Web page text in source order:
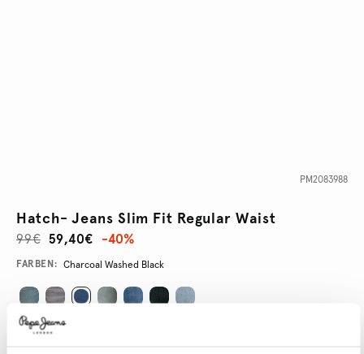
PM2083988
Hatch- Jeans Slim Fit Regular Waist
59,40€
99€ -40%
Promotions
Variations
FARBEN: Charcoal Washed Black